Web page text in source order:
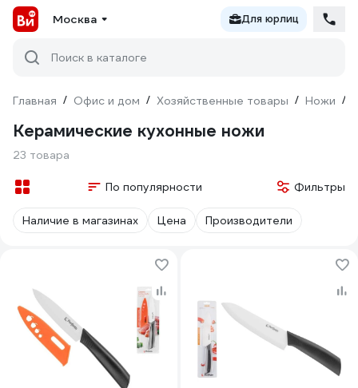
Москва Для юрлиц
Поиск в каталоге
Главная / Офис и дом / Хозяйственные товары / Ножи /
Керамические кухонные ножи
23 товара
По популярности Фильтры
Наличие в магазинах Цена Производители